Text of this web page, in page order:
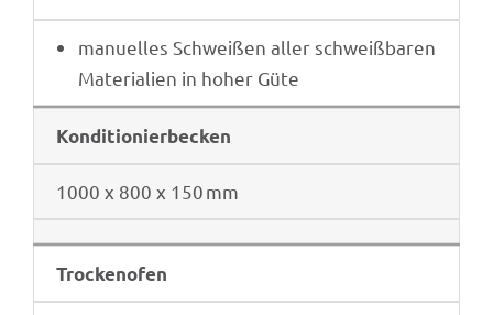
manu­el­les Schwei­ßen aller schweiß­ba­ren
Mate­ria­lien in hoher Güte
Kondi­tio­nier­be­cken
1000 x 800 x 150 mm
Trocken­ofen